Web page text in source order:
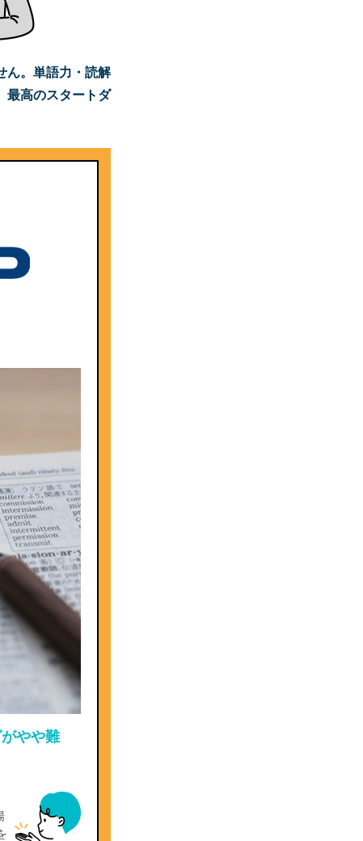
ん。単語力・読解
最高のスタートダ
やや難